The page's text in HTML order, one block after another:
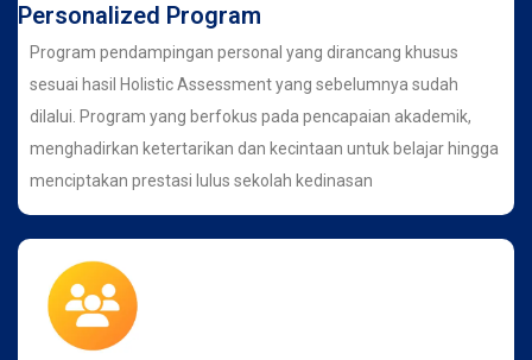
Personalized Program
Program pendampingan personal yang dirancang khusus
sesuai hasil Holistic Assessment yang sebelumnya sudah
dilalui. Program yang berfokus pada pencapaian akademik,
menghadirkan ketertarikan dan kecintaan untuk belajar hingga
menciptakan prestasi lulus sekolah kedinasan